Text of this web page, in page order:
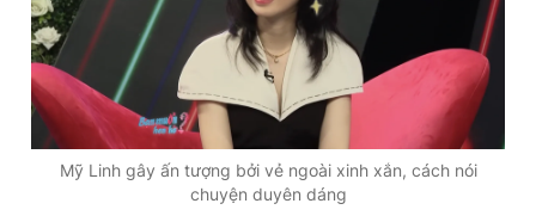
Mỹ Linh gây ấn tượng bởi vẻ ngoài xinh xắn, cách nói
chuyện duyên dáng